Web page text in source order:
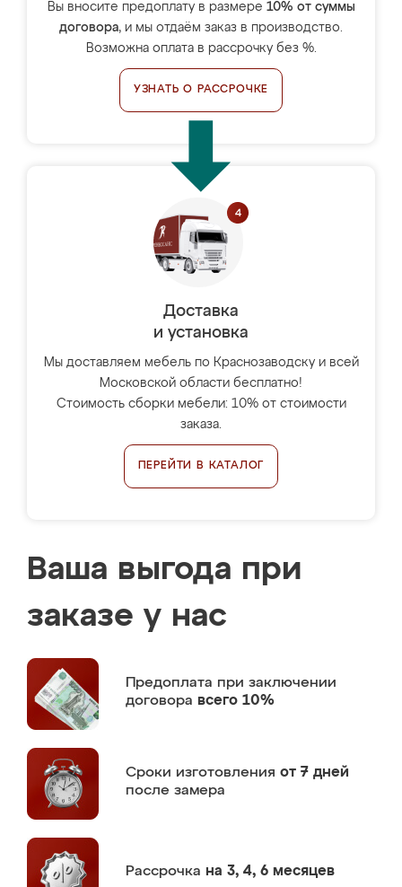
Вы вносите предоплату в размере 10% от суммы
договора, и мы отдаём заказ в производство.
Возможна оплата в рассрочку без %.
УЗНАТЬ О РАССРОЧКЕ
Доставка
и установка
Мы доставляем мебель по Краснозаводску и всей
Московской области бесплатно!
Стоимость сборки мебели: 10% от стоимости
заказа.
ПЕРЕЙТИ В КАТАЛОГ
Ваша выгода при
заказе у нас
Предоплата при заключении
договора всего 10%
Сроки изготовления от 7 дней
после замера
Рассрочка на 3, 4, 6 месяцев